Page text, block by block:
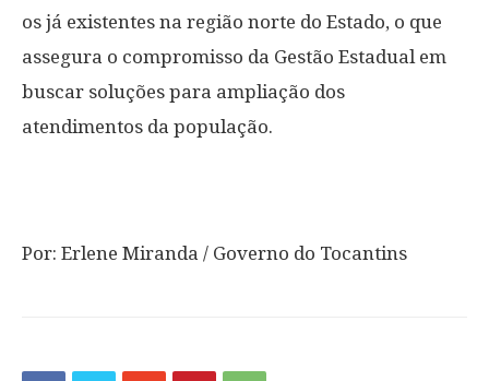
os já existentes na região norte do Estado, o que
assegura o compromisso da Gestão Estadual em
buscar soluções para ampliação dos
atendimentos da população.
Por: Erlene Miranda / Governo do Tocantins